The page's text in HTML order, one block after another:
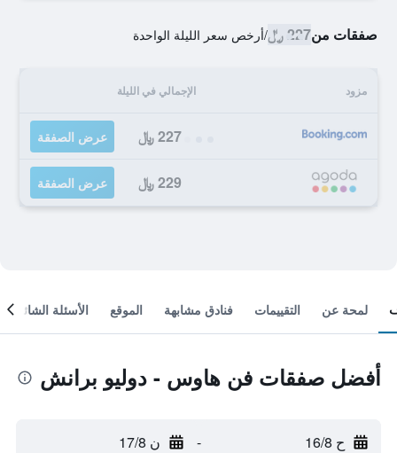
صفقات من227 ﷼ /أرخص سعر الليلة الواحدة
مزود الإجمالي في الليلة
227 ﷼ عرض الصفقة
229 ﷼ عرض الصفقة
لمحة عن التقييمات فنادق مشابهة الموقع الأسئلة الشائعة
أفضل صفقات فن هاوس - دوليو برانش
ح 16/8 - ن 17/8